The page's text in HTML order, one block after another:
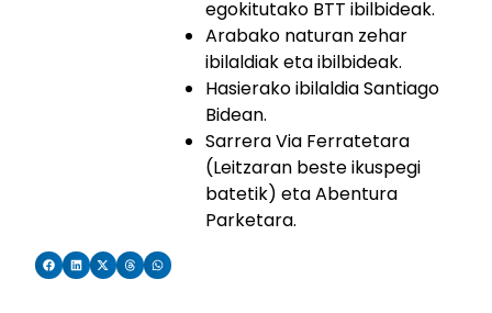
egokitutako BTT ibilbideak.
Arabako naturan zehar
ibilaldiak eta ibilbideak.
Hasierako ibilaldia Santiago
Bidean.
Sarrera Via Ferratetara
(Leitzaran beste ikuspegi
batetik) eta Abentura
Parketara.